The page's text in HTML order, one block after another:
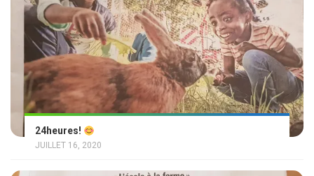
24heures!
JUILLET 16, 2020